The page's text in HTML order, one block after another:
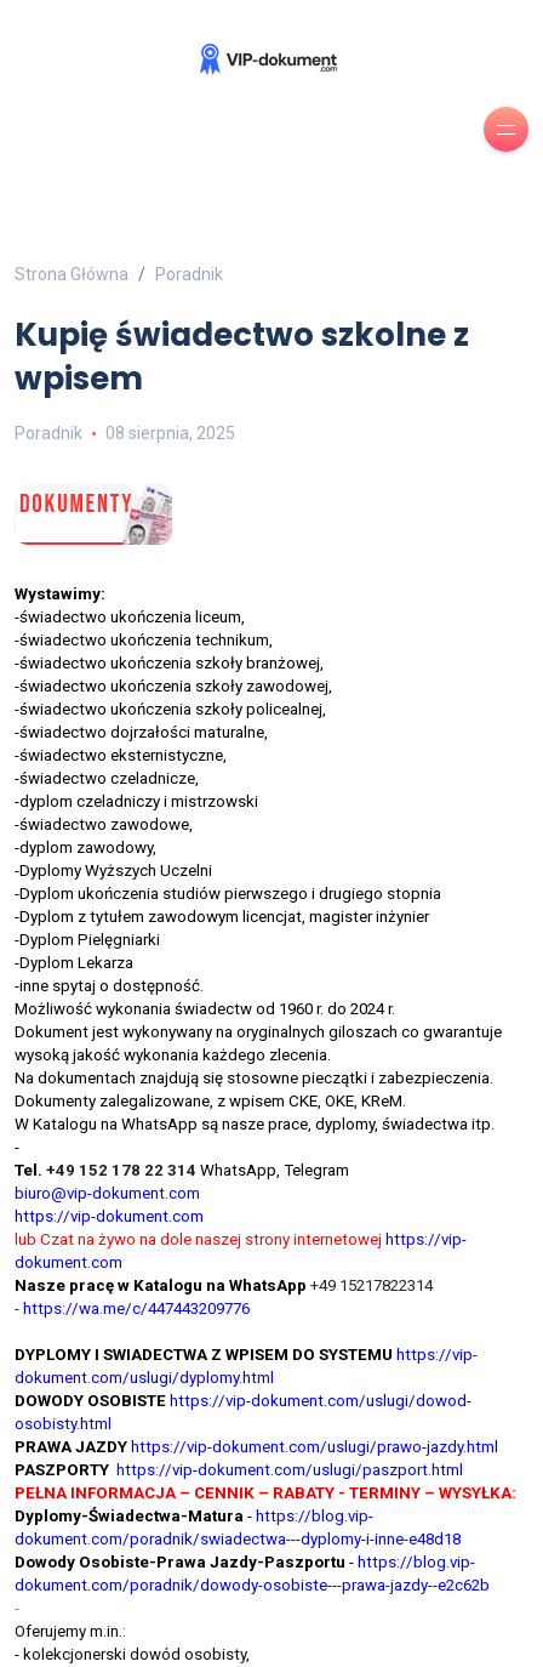
Strona Główna Poradnik
Kupię świadectwo szkolne z
wpisem
Poradnik 08 sierpnia, 2025
Wystawimy:
-świadectwo ukończenia liceum,
-świadectwo ukończenia technikum,
-świadectwo ukończenia szkoły branżowej,
-świadectwo ukończenia szkoły zawodowej,
-świadectwo ukończenia szkoły policealnej,
-świadectwo dojrzałości maturalne,
-świadectwo eksternistyczne,
-świadectwo czeladnicze,
-dyplom czeladniczy i mistrzowski
-świadectwo zawodowe,
-dyplom zawodowy,
-Dyplomy Wyższych Uczelni
-Dyplom ukończenia studiów pierwszego i drugiego stopnia
-Dyplom z tytułem zawodowym licencjat, magister inżynier
-Dyplom Pielęgniarki
-Dyplom Lekarza
-inne spytaj o dostępność.
Możliwość wykonania świadectw od 1960 r. do 2024 r.
Dokument jest wykonywany na oryginalnych giloszach co gwarantuje
wysoką jakość wykonania każdego zlecenia.
Na dokumentach znajdują się stosowne pieczątki i zabezpieczenia.
Dokumenty zalegalizowane, z wpisem CKE, OKE, KReM.
W Katalogu na WhatsApp są nasze prace, dyplomy, świadectwa itp.
-
Tel. +49 152 178 22 314 WhatsApp, Telegram
biuro@vip-dokument.com
https://vip-dokument.com
lub Czat na żywo na dole naszej strony internetowej https://vip-
dokument.com
Nasze pracę w Katalogu na WhatsApp +49 15217822314
- https://wa.me/c/447443209776
DYPLOMY I SWIADECTWA Z WPISEM DO SYSTEMU https://vip-
dokument.com/uslugi/dyplomy.html
DOWODY OSOBISTE https://vip-dokument.com/uslugi/dowod-
osobisty.html
PRAWA JAZDY https://vip-dokument.com/uslugi/prawo-jazdy.html
PASZPORTY https://vip-dokument.com/uslugi/paszport.html
PEŁNA INFORMACJA – CENNIK – RABATY - TERMINY – WYSYŁKA:
Dyplomy-Świadectwa-Matura - https://blog.vip-
dokument.com/poradnik/swiadectwa---dyplomy-i-inne-e48d18
Dowody Osobiste-Prawa Jazdy-Paszportu - https://blog.vip-
dokument.com/poradnik/dowody-osobiste---prawa-jazdy--e2c62b
-
Oferujemy m.in.:
- kolekcjonerski dowód osobisty,